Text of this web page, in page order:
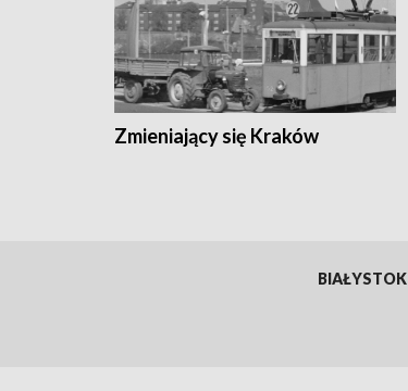
Zmieniający się Kraków
BIAŁYSTOK